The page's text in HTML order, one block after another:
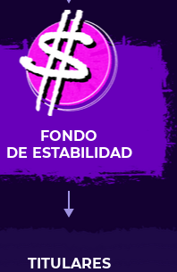
FONDO
DE ESTABILIDAD
TITULARES